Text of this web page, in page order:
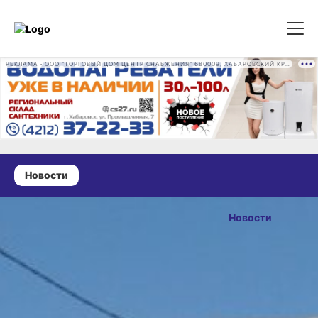
Новости
убегают
из дома,
обсудили
в Хабаровске
Новости